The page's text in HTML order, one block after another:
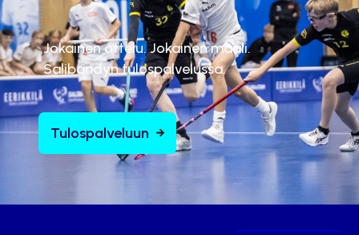
Jokainen ottelu. Jokainen maali.
Salibandyn tulospalvelussa.
Tulospalveluun